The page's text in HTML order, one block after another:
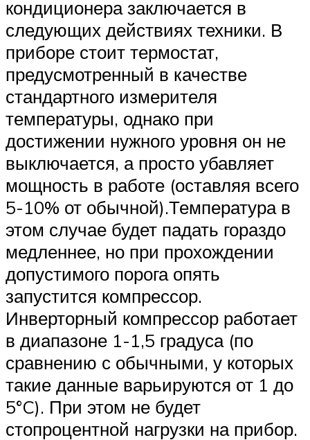
кондиционера заключается в
следующих действиях техники. В
приборе стоит термостат,
предусмотренный в качестве
стандартного измерителя
температуры, однако при
достижении нужного уровня он не
выключается, а просто убавляет
мощность в работе (оставляя всего
5-10% от обычной).Температура в
этом случае будет падать гораздо
медленнее, но при прохождении
допустимого порога опять
запустится компрессор.
Инверторный компрессор работает
в диапазоне 1-1,5 градуса (по
сравнению с обычными, у которых
такие данные варьируются от 1 до
5°C). При этом не будет
стопроцентной нагрузки на прибор.